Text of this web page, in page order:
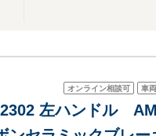
オンライン相談可 車
左ハンドル